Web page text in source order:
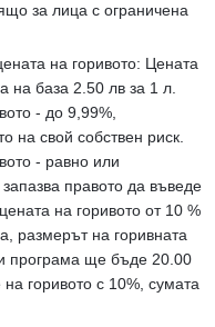
за лица с ограничена
на горивото: Цената
на база 2.50 лв за 1 л.
- до 9,99%,
на свой собствен риск.
- равно или
правото да въведе
на горивото от 10 %
размерът на горивната
програма ще бъде 20.00
горивото с 10%, сумата